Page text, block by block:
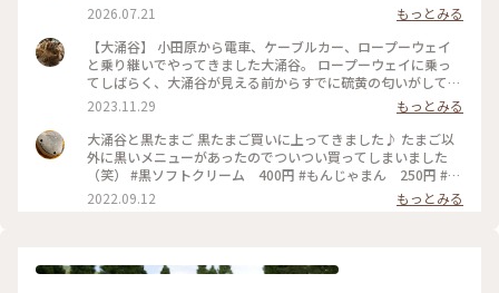
2026.07.21
もっとみる
【大涌谷】 小田原から電車、ケーブルカー、ロープーウェイ
と乗り継いでやってきました大涌谷。 ロープーウェイに乗っ
てしばらく、大涌谷が見える前からすでに硫黄の匂いがしてき
ました。そしてずんずん登っていって、1番高いところを乗り
越えて見えた景色に思わず感嘆の声が出ました。 緑の木々が
一気になくなって眼下の景色ががらりと山から噴煙地に変わる
のが劇的です。 ちょっと乗り継ぎと人の多さにヤラレていたの
ですが、そんなものは吹っ飛ぶ絶景✨車で行くよりロープーウ
ェイで行く方が絶対オススメです‼︎ 地面が硫黄で黄色くなって
いたり煙がモクモクしていたり、とにかくすごい😳 この日は
やり過ぎなくらい防寒装備で行くのがオススメです🧥
2023.11.29
もっとみる
大涌谷と黒たまご 黒たまご買いに上ってきました♪ たまご以
外に黒いメニューがあったのでついつい買ってしまいました
（笑） #黒ソフトクリーム 400円 #もんじゃまん 250円 #黒
たまご 5個500円 #箱根ロープウェイ #早雲山駅 〜 #大涌谷
往復1700円 #神奈川県#箱根#箱根旅行#箱根観光#箱根秋旅行#
士山が見える#夏富士#箱根町#仙石原
2022.09.12 もっとみる